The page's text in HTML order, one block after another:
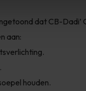
dat CB-Dadi’
aan:
houden.